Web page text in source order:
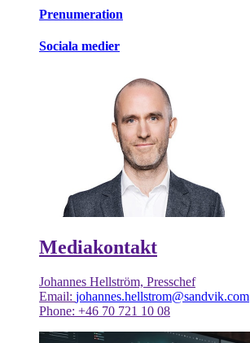
Prenumeration
Sociala medier
Mediakontakt
Johannes Hellström, Presschef
Email: johannes.hellstrom@sandvik.com
Phone: +46 70 721 10 08